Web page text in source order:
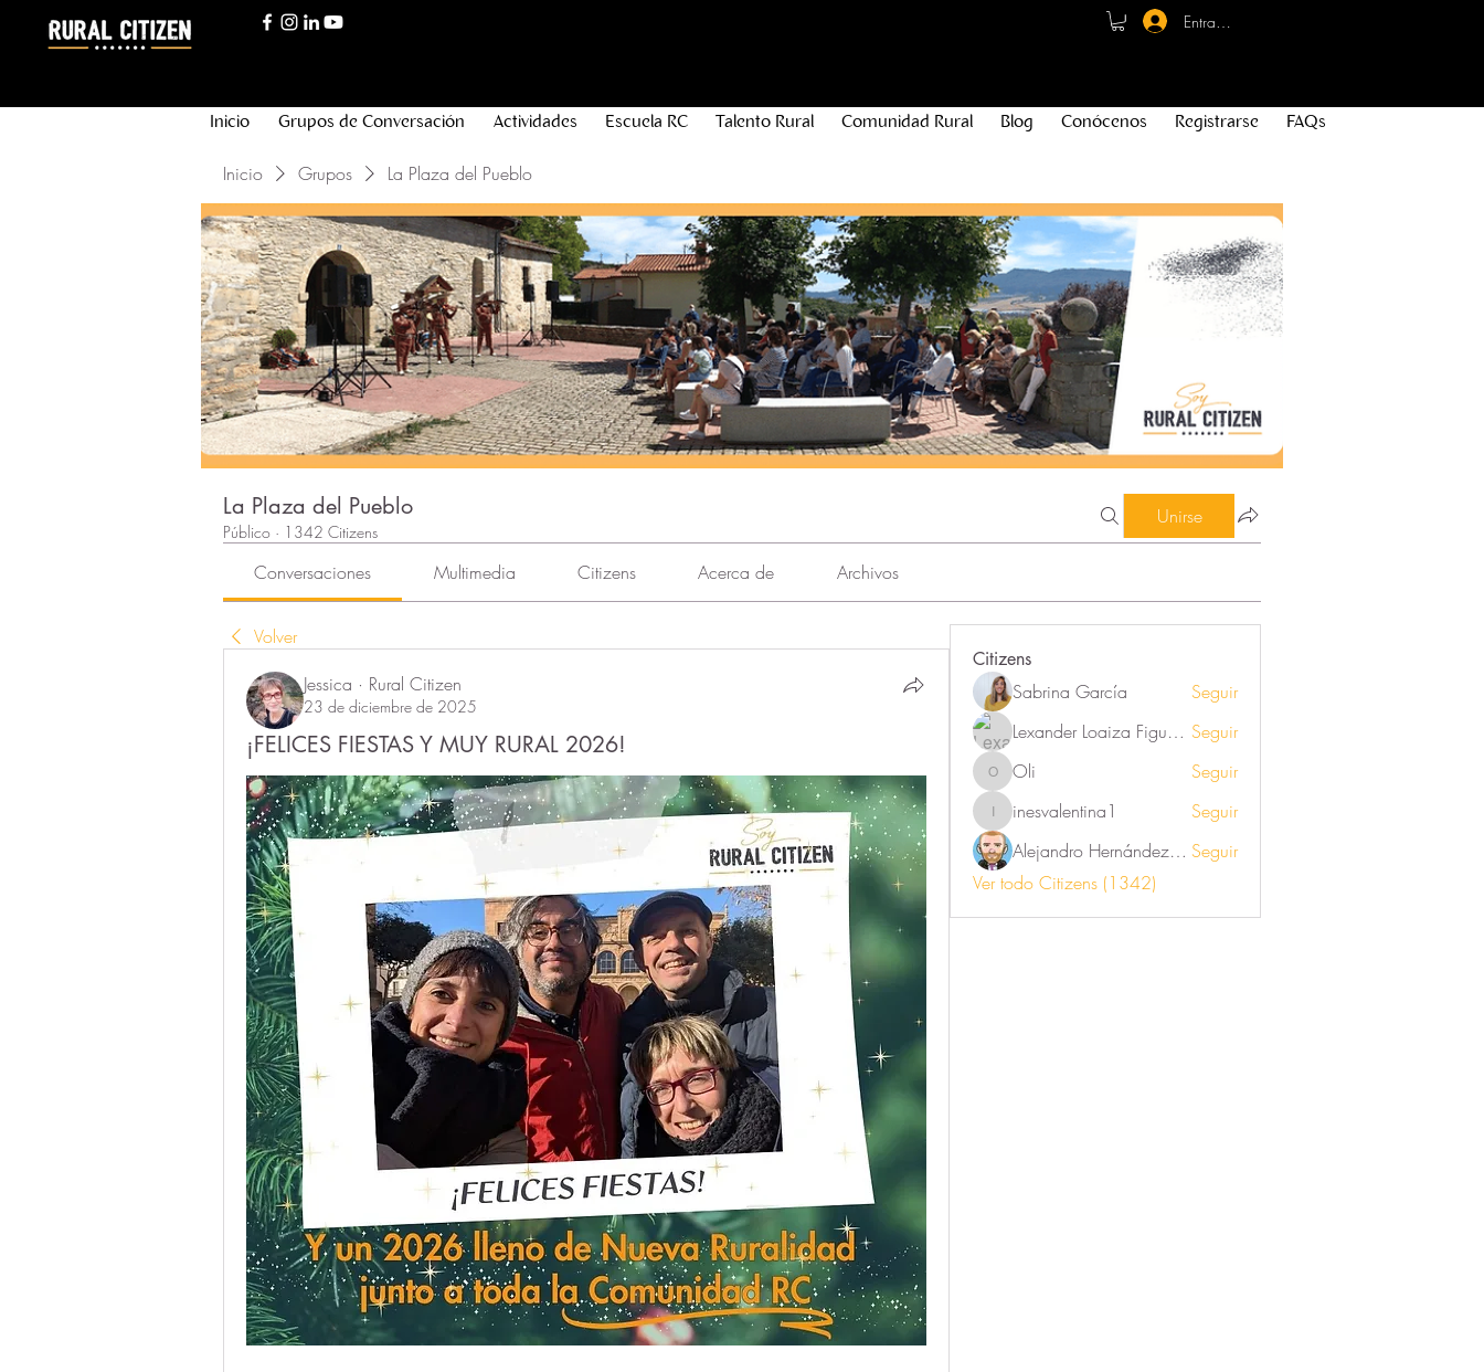
Entrar - Registro
Inicio Grupos de Conversación Actividades Escuela RC Talento Rural Comunidad Rural Blog Conócenos Registrarse FAQs
Inicio Grupos La Plaza del Pueblo
La Plaza del Pueblo
Público · 1342 Citizens
Unirse
Conversaciones Multimedia Citizens Acerca de Archivos
Volver
Jessica · Rural Citizen
23 de diciembre de 2025
¡FELICES FIESTAS Y MUY RURAL 2026!
Citizens
Sabrina García
Seguir
Lexander Loaiza Figueroa Seguir
Oli Oli Seguir
inesvalentina1
inesvalentina1
Seguir
Alejandro Hernández Renner Seguir
Ver todo Citizens (1342)